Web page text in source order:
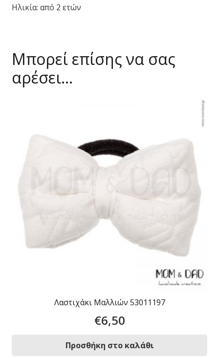
Ηλικία: από 2 ετών
Μπορεί επίσης να σας
αρέσει…
Λαστιχάκι Μαλλιών 53011197
€6,50
Προσθήκη στο καλάθι